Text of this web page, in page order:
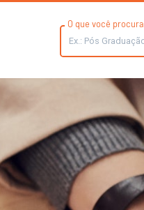
O que você procura